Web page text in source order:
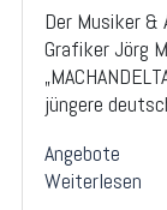
Der Musiker &
Grafiker Jörg
jüngere
Angebote
Weiterlesen